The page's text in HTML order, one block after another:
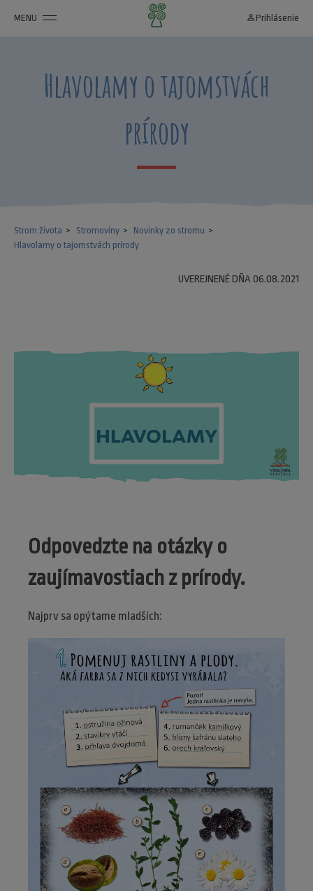
MENU person_outline Prihlásenie
Hlavolamy o tajomstvách
prírody
Strom života Stromoviny
Novinky zo stromu
Hlavolamy o tajomstvách prírody
UVEREJNENÉ DŇA 06.08.2021
Odpovedzte na otázky o
zaujímavostiach z prírody.
Najprv sa opýtame mladších: